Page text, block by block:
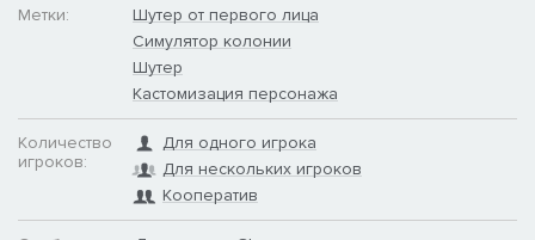
Метки:
Шутер от первого лица
Симулятор колонии
Шутер
Кастомизация персонажа
Количество
игроков:
Для одного игрока
Для нескольких игроков
Кооператив